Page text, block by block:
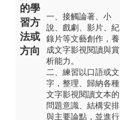
的學
習方
法或
方向
一、接觸論著、小
說、戲劇、影片、紀
錄片等文藝創作，養
成文字影視閱讀與賞
析能力。
二、練習以口語或文
字，整理、歸納各種
文字影視閱讀文本的
問題意識、結構安排
與主要論點，並進行